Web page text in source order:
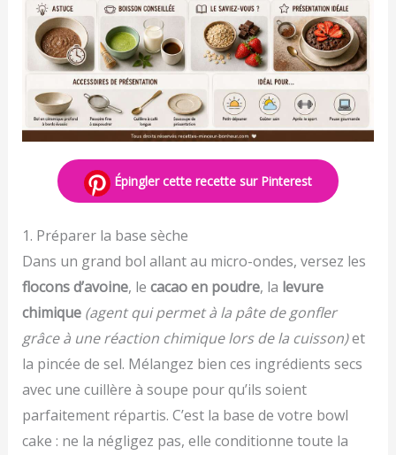
Épingler cette recette sur Pinterest
1. Préparer la base sèche
Dans un grand bol allant au micro-ondes, versez les
flocons d’avoine, le cacao en poudre, la levure
chimique (agent qui permet à la pâte de gonfler
grâce à une réaction chimique lors de la cuisson)et
la pincée de sel. Mélangez bien ces ingrédients secs
avec une cuillère à soupe pour qu’ils soient
parfaitement répartis. C’est la base de votre bowl
cake : ne la négligez pas, elle conditionne toute la